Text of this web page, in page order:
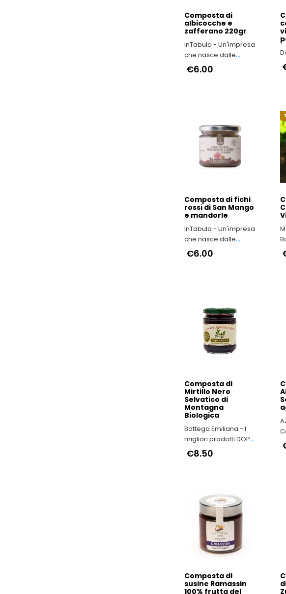
Composta di
albicocche e
zafferano 220gr
InTabula - Un'impresa
che nasce dalle
viscere dell’Irpinia
€6.00
Composta di fichi
rossi di San Mango
e mandorle
InTabula - Un'impresa
che nasce dalle
viscere dell’Irpinia
€6.00
Composta di
Mirtillo Nero
Selvatico di
Montagna
Biologica
Bottega Emiliana - I
migliori prodotti DOP
e IGP dell'Emilia-
Romagna
€8.50
Composta di
susine Ramassin
100% frutta del